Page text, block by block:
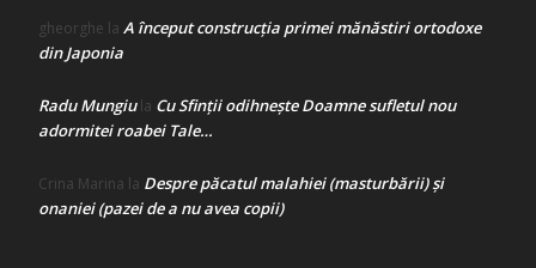
gheorghe la A început construcţia primei mănăstiri ortodoxe
din Japonia
Radu Mungiula Cu Sfinții odihnește Doamne sufletul nou
adormitei roabei Tale…
Crina Marina la Despre păcatul malahiei (masturbării) şi
onaniei (pazei de a nu avea copii)